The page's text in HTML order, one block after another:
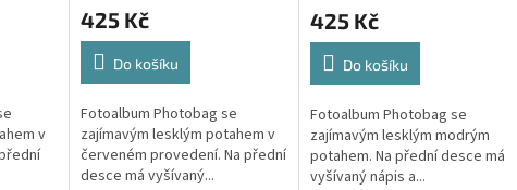
v
425 Kč
Do košíku
Fotoalbum Photobag se
zajímavým lesklým potahem v
červeném provedení. Na přední
desce má vyšívaný...
425 Kč
Do košíku
Fotoalbum Photobag se
zajímavým lesklým modrým
potahem. Na přední desce má
vyšívaný nápis a...